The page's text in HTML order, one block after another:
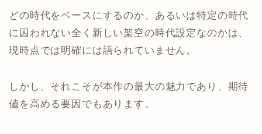
どの時代をベースにするのか、あるいは特定の時代
に囚われない全く新しい架空の時代設定なのかは、
現時点では明確には語られていません。
しかし、それこそが本作の最大の魅力であり、期待
値を高める要因でもあります。